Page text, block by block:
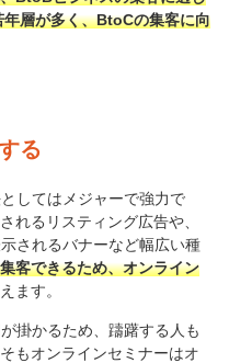
層が多く、BtoCの集客に向
る
してはメジャーで強力で
れるリスティング広告や、
されるバナーなど幅広い種
客できるため、オンライン
ます。
掛かるため、躊躇する人も
もオンラインセミナーはオ